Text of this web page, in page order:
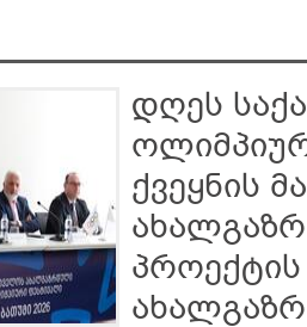
დღეს
ქვეყნის